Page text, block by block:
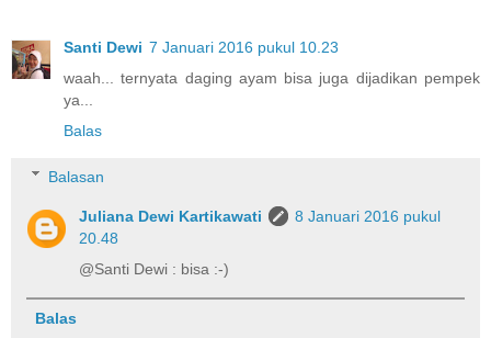
Santi Dewi 7 Januari 2016 pukul 10.23
waah... ternyata daging ayam bisa juga dijadikan pempek
ya...
Balas
Balasan
Juliana Dewi Kartikawati
8 Januari 2016 pukul
20.48
@Santi Dewi : bisa :-)
Balas